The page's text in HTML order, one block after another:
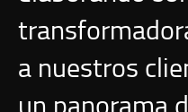
a nuestros
un panorama